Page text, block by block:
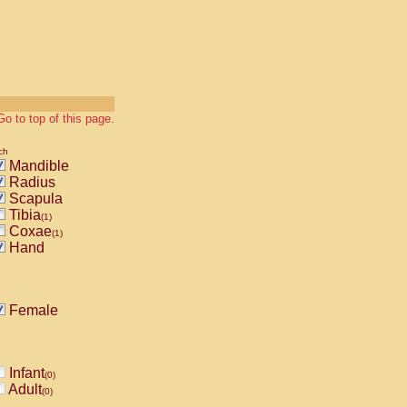
to top of this page.
Mandible
Radius
Scapula
Tibia(1)
Coxae(1)
Hand
Female
Infant(0)
Adult(0)